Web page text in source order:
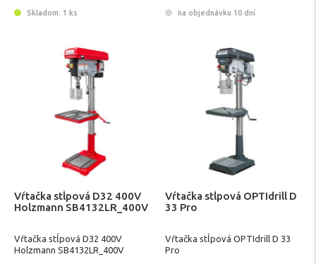
Skladom: 1 ks na objednávku 10 dní
Vŕtačka stĺpová D32 400V
Holzmann SB4132LR_400V
Vŕtačka stĺpová D32 400V
Holzmann SB4132LR_400V
Vŕtačka stĺpová OPTIdrill D
33 Pro
Vŕtačka stĺpová OPTIdrill D 33
Pro